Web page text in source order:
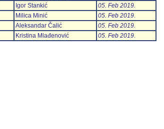
Igor Stankić
05. Feb 2019.
Milica Minić
05. Feb 2019.
Aleksandar Čalić
05. Feb 2019.
Kristina Mlađenović 05. Feb 2019.